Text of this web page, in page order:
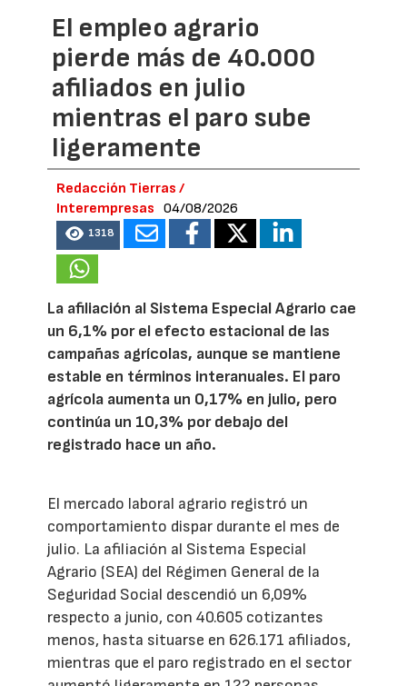
El empleo agrario
pierde más de 40.000
afiliados en julio
mientras el paro sube
ligeramente
Redacción Tierras /
Interempresas
04/08/2026
1318
La afiliación al Sistema Especial Agrario cae
un 6,1% por el efecto estacional de las
campañas agrícolas, aunque se mantiene
estable en términos interanuales. El paro
agrícola aumenta un 0,17% en julio, pero
continúa un 10,3% por debajo del
registrado hace un año.
El mercado laboral agrario registró un
comportamiento dispar durante el mes de
julio. La afiliación al Sistema Especial
Agrario (SEA) del Régimen General de la
Seguridad Social descendió un 6,09%
respecto a junio, con 40.605 cotizantes
menos, hasta situarse en 626.171 afiliados,
mientras que el paro registrado en el sector